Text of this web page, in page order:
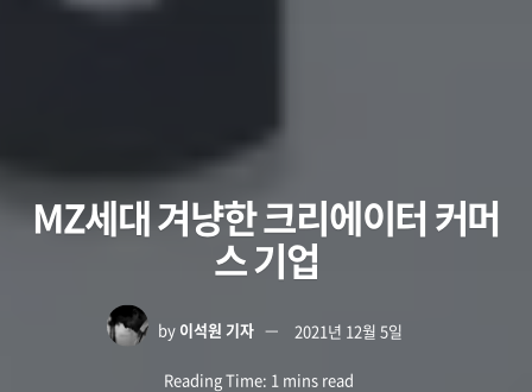
MZ세대 겨냥한 크리에이터 커머
스 기업
by 이석원 기자 2021년 12월 5일
Reading Time: 1 mins read